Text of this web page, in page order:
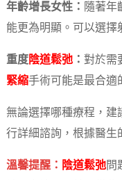
年齡增長女性： 隨著年
能更為明顯。可以選擇
重度陰道鬆弛： 對於需
緊縮手術可能是最合適
無論選擇哪種療程，建
行詳細諮詢，根據醫生
溫馨提醒： 陰道鬆弛問